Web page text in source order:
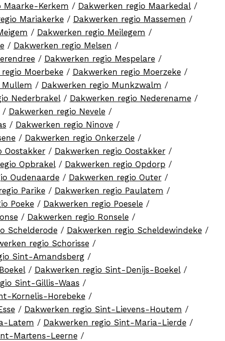
Maarke-Kerkem / Dakwerken regio Maarkedal/
Mariakerke / Dakwerken regio Massemen /
/ Dakwerken regio Meilegem /
/ Dakwerken regio Melsen /
/ Dakwerken regio Mespelare /
Moerbeke / Dakwerken regio Moerzeke /
Mullem / Dakwerken regio Munkzwalm /
Nederbrakel/ Dakwerken regio Nederename /
/ Dakwerken regio Nevele /
/ Dakwerken regio Ninove /
/ Dakwerken regio Onkerzele /
Oostakker/ Dakwerken regio Oostakker/
Opbrakel/ Dakwerken regio Opdorp /
Oudenaarde / Dakwerken regio Outer/
Parike / Dakwerken regio Paulatem /
Poeke / Dakwerken regio Poesele /
/ Dakwerken regio Ronsele /
Schelderode / Dakwerken regio Scheldewindeke /
regio Schorisse /
Sint-Amandsberg/
/ Dakwerken regio Sint-Denijs-Boekel/
Sint-Gillis-Waas /
Kornelis-Horebeke /
/ Dakwerken regio Sint-Lievens-Houtem /
Latem / Dakwerken regio Sint-Maria-Lierde /
Martens-Leerne /